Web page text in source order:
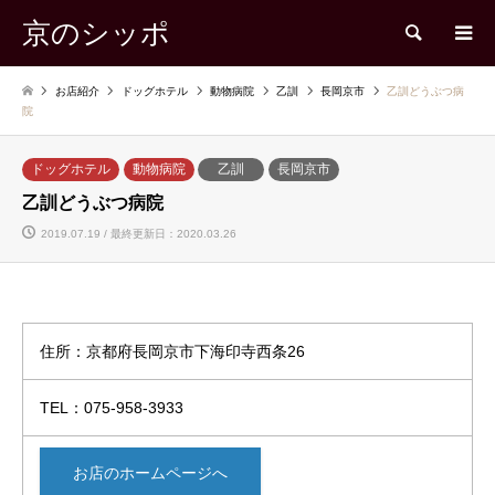
京のシッポ 検索
お店紹介 ドッグホテル 動物病院 乙訓 長岡京市
乙訓どうぶつ病
院
ドッグホテル 動物病院 乙訓 長岡京市
乙訓どうぶつ病院
2019.07.19 / 最終更新日：2020.03.26
住所：京都府長岡京市下海印寺西条26
TEL：075-958-3933
お店のホームページへ